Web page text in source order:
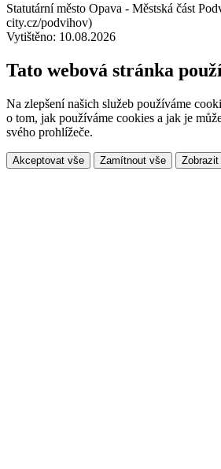
Statutární město Opava - Městská část
city.cz/podvihov)
Vytištěno: 10.08.2026
Tato webová stránka
Na zlepšení našich služeb používáme
o tom, jak používáme cookies a jak je
svého prohlížeče.
Akceptovat vše Zamítnout vše Zobrazit